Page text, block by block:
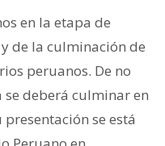
en la etapa de
de la culminación de
peruanos. De no
deberá culminar en
se está